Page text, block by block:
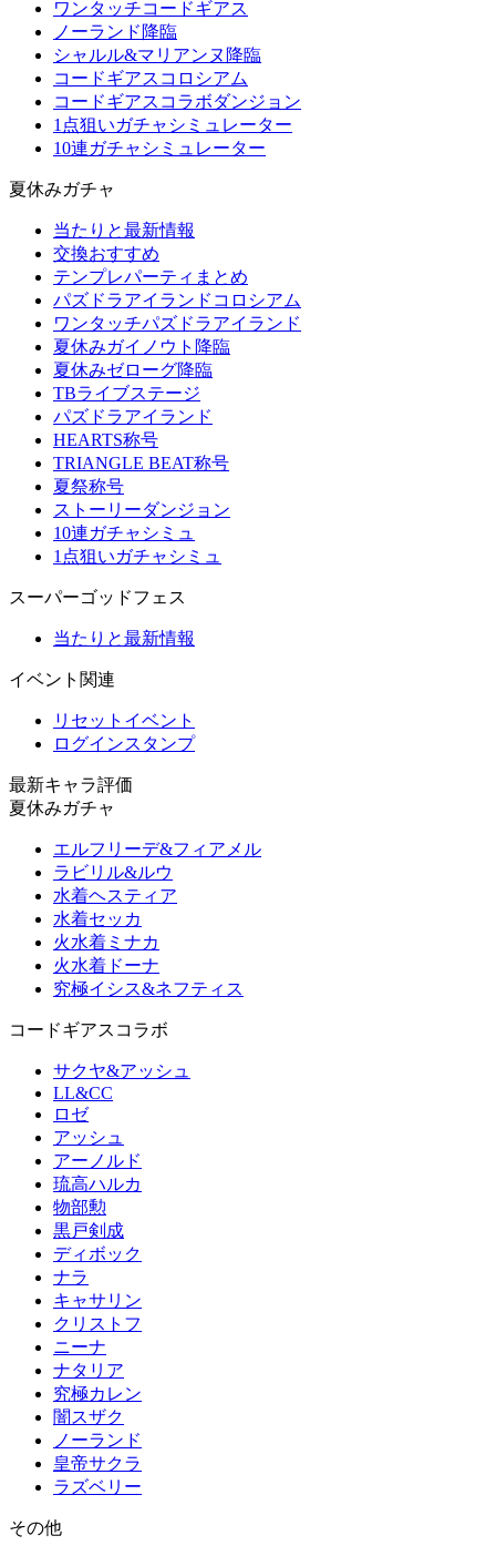
ワンタッチコードギアス
ノーランド降臨
シャルル&マリアンヌ降臨
コードギアスコロシアム
コードギアスコラボダンジョン
1点狙いガチャシミュレーター
10連ガチャシミュレーター
夏休みガチャ
当たりと最新情報
交換おすすめ
テンプレパーティまとめ
パズドラアイランドコロシアム
ワンタッチパズドラアイランド
夏休みガイノウト降臨
夏休みゼローグ降臨
TBライブステージ
パズドラアイランド
HEARTS称号
TRIANGLE BEAT称号
夏祭称号
ストーリーダンジョン
10連ガチャシミュ
1点狙いガチャシミュ
スーパーゴッドフェス
当たりと最新情報
イベント関連
リセットイベント
ログインスタンプ
最新キャラ評価
夏休みガチャ
エルフリーデ&フィアメル
ラビリル&ルウ
水着ヘスティア
水着セッカ
火水着ミナカ
火水着ドーナ
究極イシス&ネフティス
コードギアスコラボ
サクヤ&アッシュ
LL&CC
ロゼ
アッシュ
アーノルド
琉高ハルカ
物部勲
黒戸剣成
ディボック
ナラ
キャサリン
クリストフ
ニーナ
ナタリア
究極カレン
闇スザク
ノーランド
皇帝サクラ
ラズベリー
その他